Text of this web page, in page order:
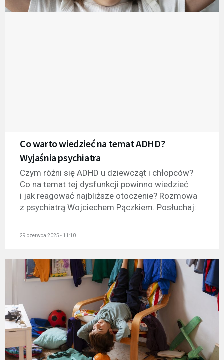
Co warto wiedzieć na temat ADHD?
Wyjaśnia psychiatra
Czym różni się ADHD u dziewcząt i chłopców?
Co na temat tej dysfunkcji powinno wiedzieć
i jak reagować najbliższe otoczenie? Rozmowa
z psychiatrą Wojciechem Pączkiem. Posłuchaj:
29 czerwca 2025 - 11:10